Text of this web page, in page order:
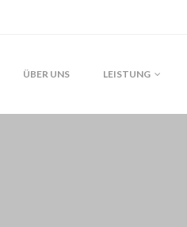
ÜBER UNS LEISTUNG